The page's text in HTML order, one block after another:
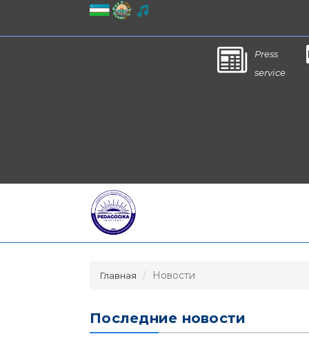
Press
service
Главная Новости
Последние новости